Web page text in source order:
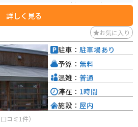
ランでは、地元産の食材を使った郷土料理
むことができます。 バイクで訪れる
に、周辺の観光スポットを巡ってみるのもお
陸海岸沿いを走る風光明媚なルートとしても
です。道の駅には、バイクスタンドや休憩
心して休憩することができます。 岩泉町
洞」や、国の天然記念物に指定されている
載です。また、岩泉ヨーグルトや岩泉短角牛な
詳しく見る
お気に入り
口コミ1件）
駐車： 駐車場あり
予算： 無料
混雑： 普通
滞在： 1時間
施設： 屋内